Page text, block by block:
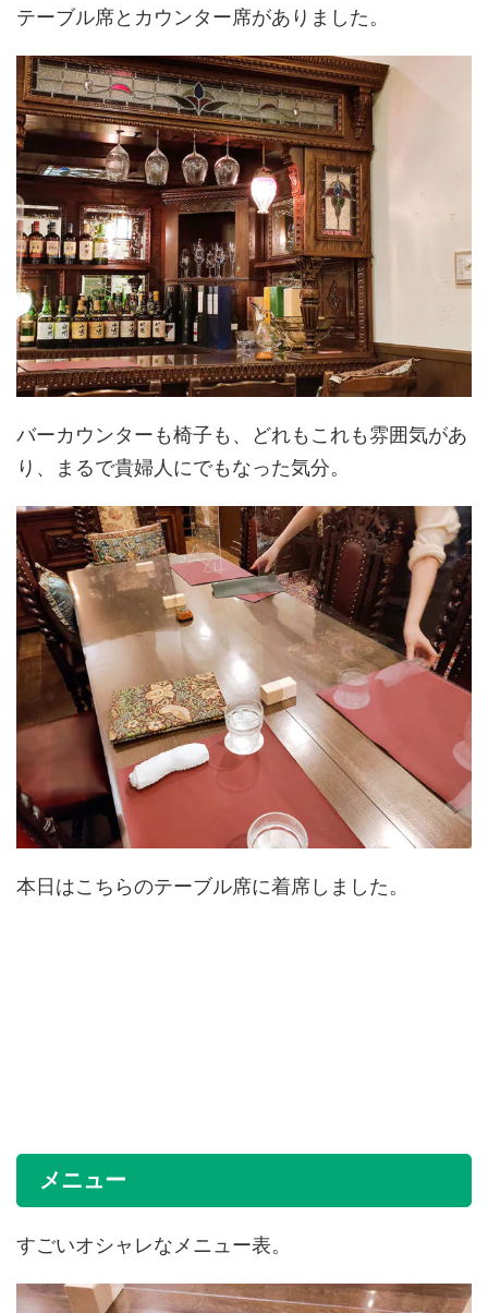
テーブル席とカウンター席がありました。
バーカウンターも椅子も、どれもこれも雰囲気があ
り、まるで貴婦人にでもなった気分。
本日はこちらのテーブル席に着席しました。
メニュー
すごいオシャレなメニュー表。